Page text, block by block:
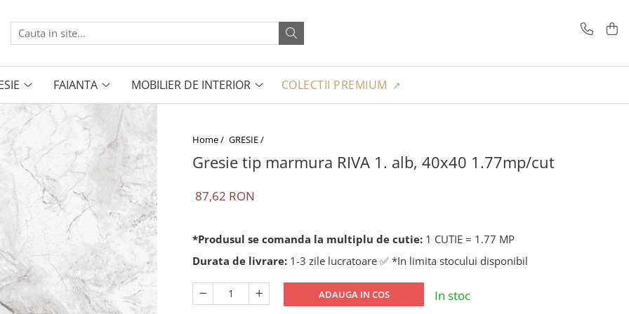
FAIANTA MOBILIER DE INTERIOR COLECTII PREMIUM
Home / GRESIE /
Gresie tip marmura RIVA 1. alb, 40x40 1.77mp/cut
87,62 RON
*Produsul se comanda la multiplu de cutie: 1 CUTIE = 1.77 MP
Durata de livrare: 1-3 zile lucratoare ✅ *In limita stocului disponibil
ADAUGA IN COS In stoc